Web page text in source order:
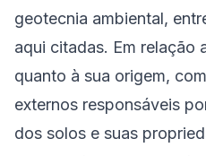
geotecnia ambiental,
aqui citadas. Em relação
quanto à sua origem,
externos responsáveis
dos solos e suas